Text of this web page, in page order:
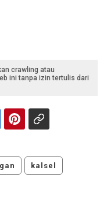
crawling atau
ini tanpa izin tertulis dari
kalsel